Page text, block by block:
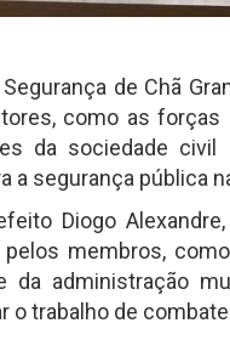
de Chã
como as
da sociedade
a segurança pública
Diogo
membros,
da administração
o trabalho de